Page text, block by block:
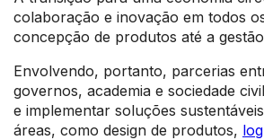
colaboração e inovação em todos
concepção de produtos até a
Envolvendo, portanto, parcerias
governos, academia e sociedade
e implementar soluções
áreas, como design de produtos,